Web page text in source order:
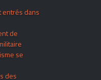
entrés dans
de
se
des